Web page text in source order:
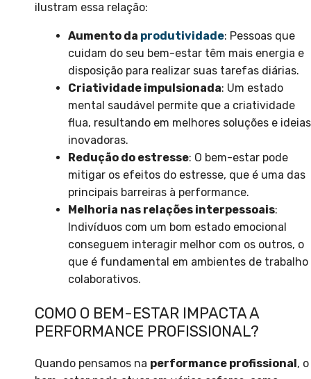
ilustram essa relação:
Aumento da produtividade: Pessoas que
cuidam do seu bem-estar têm mais energia e
disposição para realizar suas tarefas diárias.
Criatividade impulsionada: Um estado
mental saudável permite que a criatividade
flua, resultando em melhores soluções e ideias
inovadoras.
Redução do estresse: O bem-estar pode
mitigar os efeitos do estresse, que é uma das
principais barreiras à performance.
Melhoria nas relações interpessoais:
Indivíduos com um bom estado emocional
conseguem interagir melhor com os outros, o
que é fundamental em ambientes de trabalho
colaborativos.
COMO O BEM-ESTAR IMPACTA A
PERFORMANCE PROFISSIONAL?
Quando pensamos na performance profissional , o